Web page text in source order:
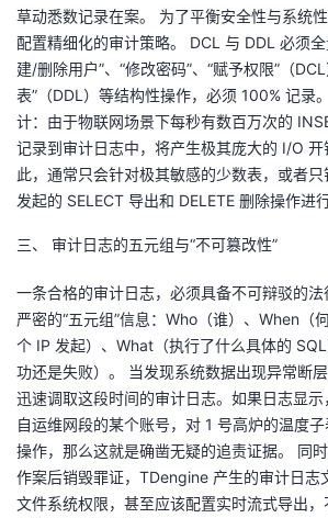
发
者
学
堂
的
课
程
我
的
认
我
的
验
我
收
Programs
的
支
持
我
术
支
持
云
声
建
议
草动悉数记录在案。 为了平衡安全性与系统
配置精细化的审计策略。 DCL 与 DDL 必须
建/删除用户”、“修改密码”、“赋予权限”（
表”（DDL）等结构性操作，必须 100% 记录
计：由于物联网场景下每秒有数百万次的
记录到审计日志中，将产生极其庞大的 I/O
此，通常只会针对极其敏感的少数表，或者
发起的 SELECT 导出和 DELETE 删除操作进
三、 审计日志的五元组与“不可篡改性”
一条合格的审计日志，必须具备不可辩驳的
严密的“五元组”信息：Who（谁）、When（
个 IP 发起）、What（执行了什么具体的
功还是失败）。 当发现系统数据出现异常断
迅速调取这段时间的审计日志。如果日志显
自运维网段的某个账号，对 1 号高炉的温度
操作，那么这就是确凿无疑的追责证据。 同
作案后销毁罪证，TDengine 产生的审计日志
文件系统权限，甚至应该配置实时流式导出